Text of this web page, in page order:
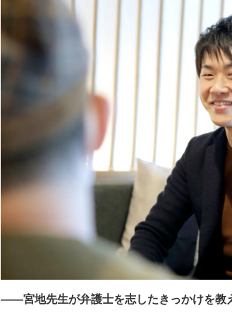
――宮地先生が弁護士を志したきっかけを教